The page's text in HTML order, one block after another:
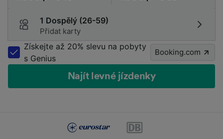
1 Dospělý (26-59)
Přidat karty
Získejte až 20% slevu na pobyty
s Genius
Booking.com
Najít levné jízdenky